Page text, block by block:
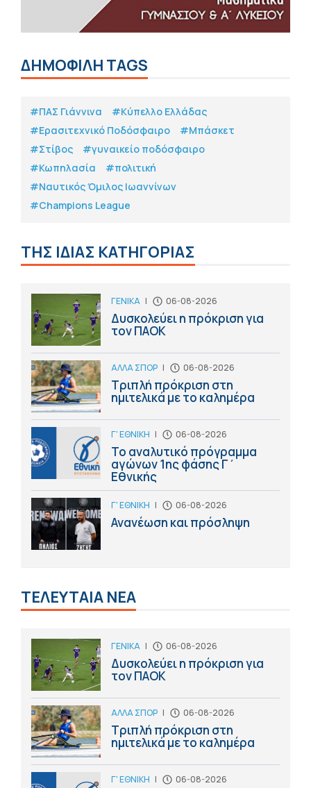
ΔΗΜΟΦΙΛΗ TAGS
#ΠΑΣ Γιάννινα
#Κύπελλο Ελλάδας
#Eρασιτεχνικό Ποδόσφαιρο
#Μπάσκετ
#Στίβος
#γυναικείο ποδόσφαιρο
#Κωπηλασία
#πολιτική
#Ναυτικός Όμιλος Ιωαννίνων
#Champions League
ΤΗΣ ΙΔΙΑΣ ΚΑΤΗΓΟΡΙΑΣ
ΓΕΝΙΚΑ | 06-08-2026
Δυσκολεύει η πρόκριση για
τον ΠΑΟΚ
ΑΛΛΑ ΣΠΟΡ | 06-08-2026
Τριπλή πρόκριση στη
ημιτελικά με το καλημέρα
Γ' ΕΘΝΙΚΗ | 06-08-2026
Το αναλυτικό πρόγραμμα
αγώνων 1ης φάσης Γ΄
Εθνικής
Γ' ΕΘΝΙΚΗ | 06-08-2026
Ανανέωση και πρόσληψη
ΤΕΛΕΥΤΑΙΑ ΝΕΑ
ΓΕΝΙΚΑ | 06-08-2026
Δυσκολεύει η πρόκριση για
τον ΠΑΟΚ
ΑΛΛΑ ΣΠΟΡ | 06-08-2026
Τριπλή πρόκριση στη
ημιτελικά με το καλημέρα
Γ' ΕΘΝΙΚΗ | 06-08-2026